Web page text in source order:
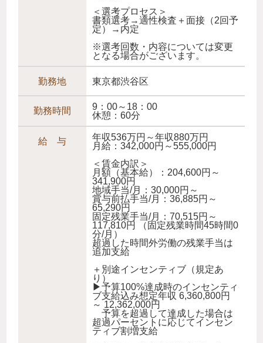
＜選考プロセス＞
書類選考→適性検査＋面接（2回予
定）→内定
※選考回数・内容については変更
となる場合がございます。
勤務地 東京都渋谷区
勤務時間
9：00～18：00
休憩：60分
給 与
年収536万円～年収880万円
月給：342,000円～555,000円
＜賃金内訳＞
月額（基本給）：204,600円～
341,900円
地域手当/月：30,000円～
賞与前払手当/月：36,885円～
65,290円
固定残業手当/月：70,515円～
117,810円 （固定残業時間45時間0
分/月）
超過した時間外労働の残業手当は
追加支給
＋別途インセンティブ（規定あ
り）
▶予算100%達成時のインセンティ
ブ支給込み想定年収 6,360,800円
～ 12,362,000円
予算を超過して達成した場合は
超過パーセントに応じてインセン
ティブ割増支給